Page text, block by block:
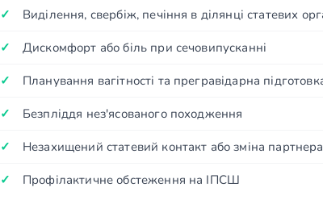
Виділення, свербіж, печіння в ділянці статевих
Дискомфорт або біль при сечовипусканні
Планування вагітності та прегравідарна
Безпліддя нез'ясованого походження
Незахищений статевий контакт або зміна партнера
Профілактичне обстеження на ІПСШ